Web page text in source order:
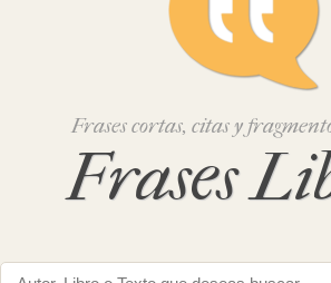
Frases cortas, citas y
Frases